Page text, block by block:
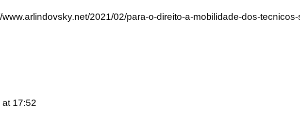
www.arlindovsky.net/2021/02/para-o-direito-a-mobilidade-dos-
at 17:52